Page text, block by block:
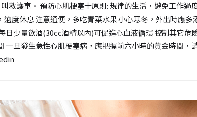
救護車。 預防心肌梗塞十原則: 規律的生活，避免工作
適度休息 注意通便，多吃青菜水果 小心寒冬，外出時應
日少量飲酒(30cc酒精以內)可促進心血液循環 控制其它
一旦發生急性心肌梗塞病，應把握前六小時的黃金時間